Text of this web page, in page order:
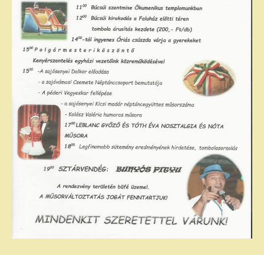
Közérdekű adatok – Gazdálkodási adatok
INTÉZMÉNYEK
Faluház
Fiatalok háza
Sajósenyei Aprajafalva Óvoda és Mini
Bölcsőde
Egyéb intézmények
EGYÉB
Civil szervezetek
Testvértelepülés